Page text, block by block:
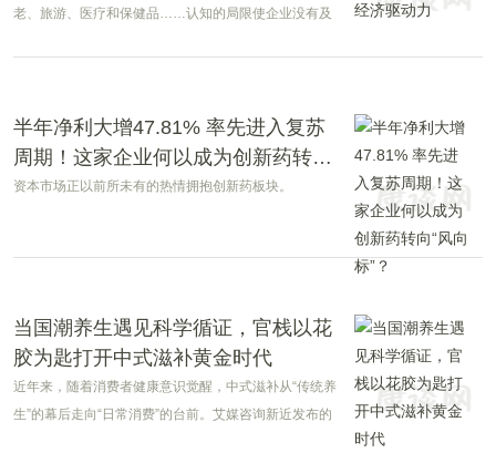
老、旅游、医疗和保健品……认知的局限使企业没有及
和医疗服务，更是适老化科技、教育培训、健康穿戴设
备、智能家居和景区酒店等创新转型和产业升级的新机
遇。
半年净利大增47.81% 率先进入复苏
周期！这家企业何以成为创新药转
向“风向标”？
资本市场正以前所未有的热情拥抱创新药板块。
当国潮养生遇见科学循证，官栈以花
胶为匙打开中式滋补黄金时代
近年来，随着消费者健康意识觉醒，中式滋补从“传统养
生”的幕后走向“日常消费”的台前。艾媒咨询新近发布的